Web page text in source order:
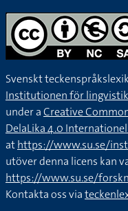
Svenskt
Institutionen för
under aCreative
DelaLika 4.0
athttps://www.su.se/
utöver denna licens kan
https://www.su.se/
Kontakta oss via